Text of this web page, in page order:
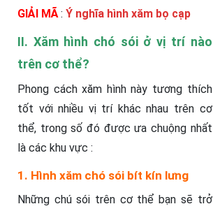
GIẢI MÃ : Ý nghĩa hình xăm bọ cạp
II. Xăm hình chó sói ở vị trí nào
trên cơ thể?
Phong cách xăm hình này tương thích
tốt với nhiều vị trí khác nhau trên cơ
thể, trong số đó được ưa chuộng nhất
là các khu vực :
1. Hình xăm chó sói bít kín lưng
Những chú sói trên cơ thể bạn sẽ trở